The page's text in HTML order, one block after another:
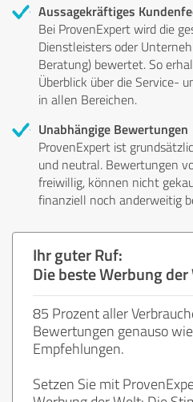
Aussagekräftiges
Bei ProvenExpert wird die
Dienstleisters oder
Beratung) bewertet. So
Überblick über die Service-
in allen Bereichen.
Unabhängige Bewertungen
ProvenExpert ist
und neutral. Bewertungen
freiwillig, können nicht
finanziell noch anderweitig
Ihr guter Ruf:
Die beste Werbung der
85 Prozent aller
Bewertungen genauso
Empfehlungen.
Setzen Sie mit